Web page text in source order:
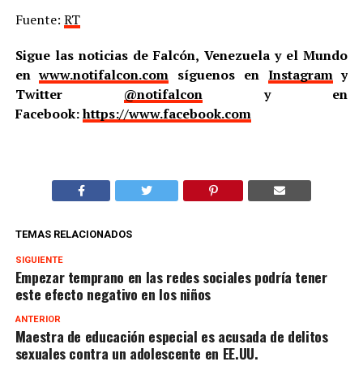
Fuente: RT
Sigue las noticias de Falcón, Venezuela y el Mundo
enwww.notifalcon.com síguenos en Instagramy
Twitter @notifalcony en
Facebook:https://www.facebook.com
TEMAS RELACIONADOS
SIGUIENTE
Empezar temprano en las redes sociales podría tener
este efecto negativo en los niños
ANTERIOR
Maestra de educación especial es acusada de delitos
sexuales contra un adolescente en EE.UU.